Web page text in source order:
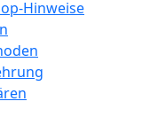
Hinweise